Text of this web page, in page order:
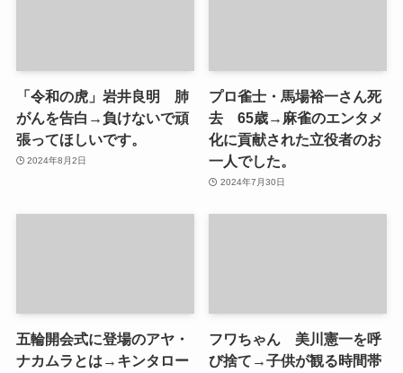
「令和の虎」岩井良明 肺
がんを告白→負けないで頑
張ってほしいです。
2024年8月2日
プロ雀士・馬場裕一さん死
去 65歳→麻雀のエンタメ
化に貢献された立役者のお
一人でした。
2024年7月30日
五輪開会式に登場のアヤ・
ナカムラとは→キンタロー
フワちゃん 美川憲一を呼
び捨て→子供が観る時間帯